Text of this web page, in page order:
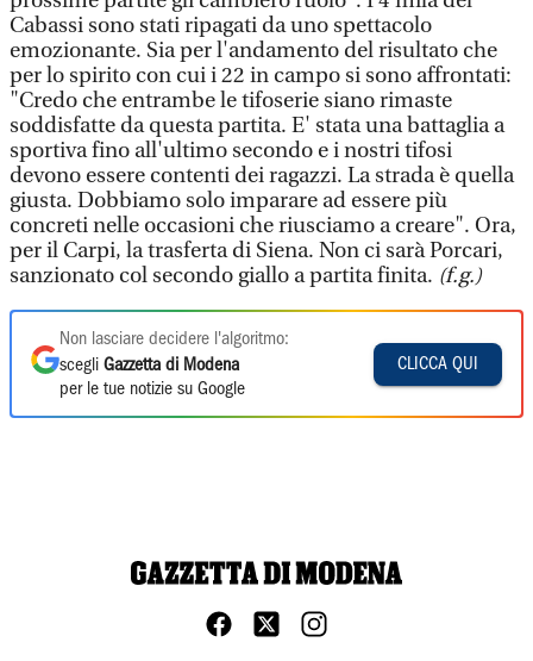
Cabassi sono stati ripagati da uno spettacolo
emozionante. Sia per l'andamento del risultato che
per lo spirito con cui i 22 in campo si sono affrontati:
"Credo che entrambe le tifoserie siano rimaste
soddisfatte da questa partita. E' stata una battaglia a
sportiva fino all'ultimo secondo e i nostri tifosi
devono essere contenti dei ragazzi. La strada è quella
giusta. Dobbiamo solo imparare ad essere più
concreti nelle occasioni che riusciamo a creare". Ora,
per il Carpi, la trasferta di Siena. Non ci sarà Porcari,
sanzionato col secondo giallo a partita finita. (f.g.)
Non lasciare decidere l'algoritmo:
scegli Gazzetta di Modena
per le tue notizie su Google
CLICCA QUI